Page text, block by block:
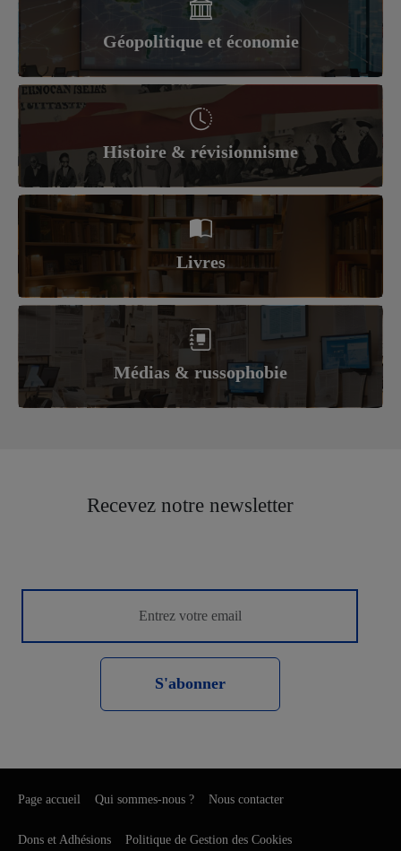
Géopolitique et économie
Histoire & révisionnisme
Livres
Médias & russophobie
Recevez notre newsletter
S'abonner
Page accueil Qui sommes-nous ? Nous contacter
Dons et Adhésions Politique de Gestion des Cookies